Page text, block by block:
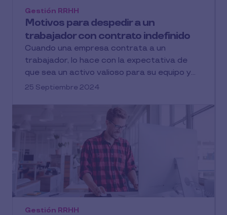
Motivos para despedir a un
trabajador con contrato indefinido
Gestión RRHH
Cuando una empresa contrata a un
trabajador, lo hace con la expectativa de
que sea un activo valioso para su equipo y...
25 Septiembre 2024
Gestión RRHH